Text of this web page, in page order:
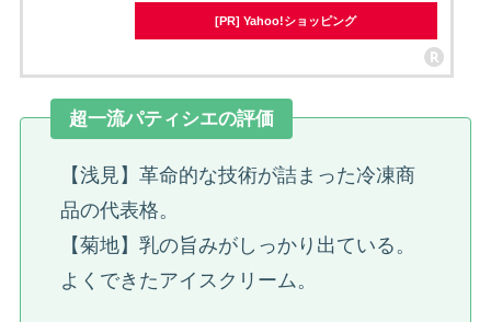
[PR] Yahoo!ショッピング
超一流パティシエの評価
【浅見】革命的な技術が詰まった冷凍商
品の代表格。
【菊地】乳の旨みがしっかり出ている。
よくできたアイスクリーム。